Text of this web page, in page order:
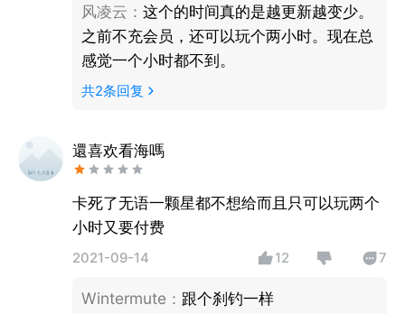
风凌云 ： 这个的时间真的是越更新越变少。
之前不充会员，还可以玩个两小时。现在总
感觉一个小时都不到。
共2条回复
還喜欢看海嗎
卡死了无语一颗星都不想给而且只可以玩两个
小时又要付费
2021-09-14 12 7
Wintermute ： 跟个刹钓一样